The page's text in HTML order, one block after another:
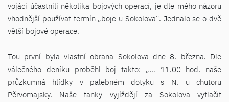
vojáci účastnili několika bojových operací, je dle mého názoru
vhodnější používat termín „boje u Sokolova“. Jednalo se o dvě
větší bojové operace.
Tou první byla vlastní obrana Sokolova dne 8. března. Dle
válečného deníku proběhl boj takto: „… 11.00 hod. naše
průzkumná hlídky v palebném dotyku s N. u chutoru
Pěrvomajsky. Naše tanky vyjíždějí za Sokolova vytlačit